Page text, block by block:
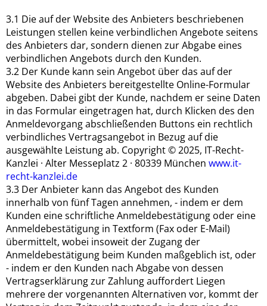
3.1 Die auf der Website des Anbieters beschriebenen
Leistungen stellen keine verbindlichen Angebote seitens
des Anbieters dar, sondern dienen zur Abgabe eines
verbindlichen Angebots durch den Kunden.
3.2 Der Kunde kann sein Angebot über das auf der
Website des Anbieters bereitgestellte Online-Formular
abgeben. Dabei gibt der Kunde, nachdem er seine Daten
in das Formular eingetragen hat, durch Klicken des den
Anmeldevorgang abschließenden Buttons ein rechtlich
verbindliches Vertragsangebot in Bezug auf die
ausgewählte Leistung ab. Copyright © 2025, IT-Recht-
Kanzlei · Alter Messeplatz 2 · 80339 München www.it-
recht-kanzlei.de
3.3 Der Anbieter kann das Angebot des Kunden
innerhalb von fünf Tagen annehmen, - indem er dem
Kunden eine schriftliche Anmeldebestätigung oder eine
Anmeldebestätigung in Textform (Fax oder E-Mail)
übermittelt, wobei insoweit der Zugang der
Anmeldebestätigung beim Kunden maßgeblich ist, oder
- indem er den Kunden nach Abgabe von dessen
Vertragserklärung zur Zahlung auffordert Liegen
mehrere der vorgenannten Alternativen vor, kommt der